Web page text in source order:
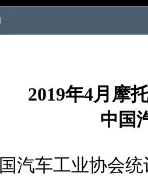
2019年4月摩
中国
汽车工业协会统